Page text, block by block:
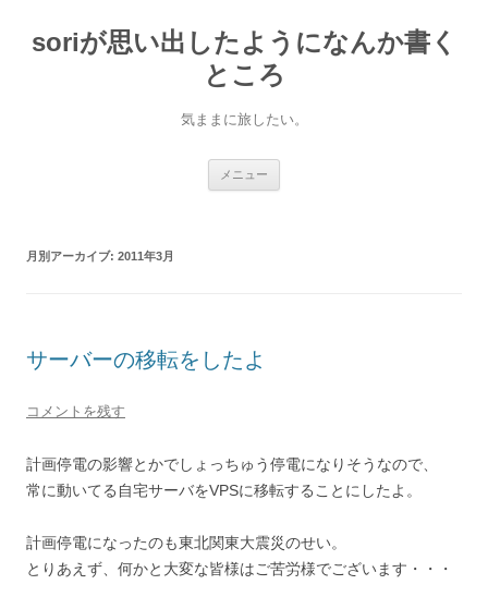
soriが思い出したようになんか書く
ところ
気ままに旅したい。
メニュー
月別アーカイブ: 2011年3月
サーバーの移転をしたよ
コメントを残す
計画停電の影響とかでしょっちゅう停電になりそうなので、
常に動いてる自宅サーバをVPSに移転することにしたよ。
計画停電になったのも東北関東大震災のせい。
とりあえず、何かと大変な皆様はご苦労様でございます・・・